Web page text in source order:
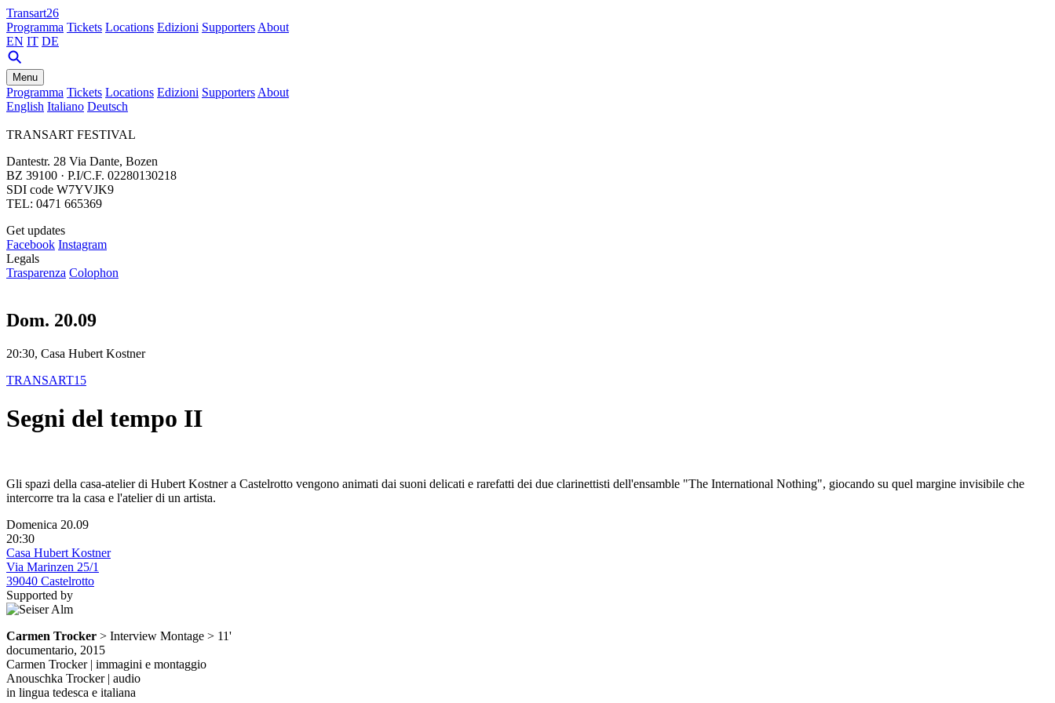
Transart26
Programma Tickets Locations Edizioni Supporters About
EN IT DE
Menu
Programma Tickets Locations Edizioni Supporters About
English Italiano Deutsch
TRANSART FESTIVAL
Dantestr. 28 Via Dante, Bozen
BZ 39100 · P.I/C.F. 02280130218
SDI code W7YVJK9
TEL: 0471 665369
Get updates
Facebook Instagram
Legals
Trasparenza Colophon
Dom. 20.09
20:30, Casa Hubert Kostner
TRANSART15
Segni del tempo II
Gli spazi della casa-atelier di Hubert Kostner a Castelrotto vengono animati dai suoni delicati e rarefatti dei due clarinettisti dell'ensamble "The International Nothing", giocando su quel margine invisibile che
intercorre tra la casa e l'atelier di un artista.
Domenica 20.09
20:30
Casa Hubert Kostner
Via Marinzen 25/1
39040 Castelrotto
Supported by
Carmen Trocker > Interview Montage > 11'
documentario, 2015
Carmen Trocker | immagini e montaggio
Anouschka Trocker | audio
in lingua tedesca e italiana